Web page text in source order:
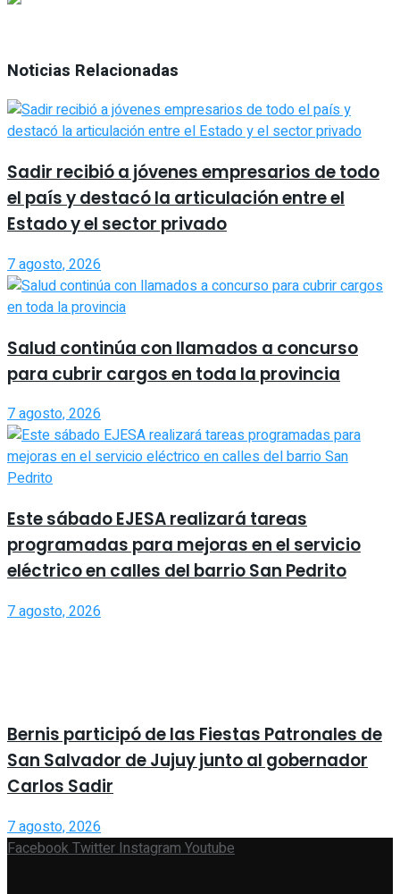
Noticias Relacionadas
Sadir recibió a jóvenes empresarios de todo
el país y destacó la articulación entre el
Estado y el sector privado
7 agosto, 2026
Salud continúa con llamados a concurso
para cubrir cargos en toda la provincia
7 agosto, 2026
Este sábado EJESA realizará tareas
programadas para mejoras en el servicio
eléctrico en calles del barrio San Pedrito
7 agosto, 2026
Bernis participó de las Fiestas Patronales de
San Salvador de Jujuy junto al gobernador
Carlos Sadir
7 agosto, 2026
FacebookTwitterInstagramYoutube